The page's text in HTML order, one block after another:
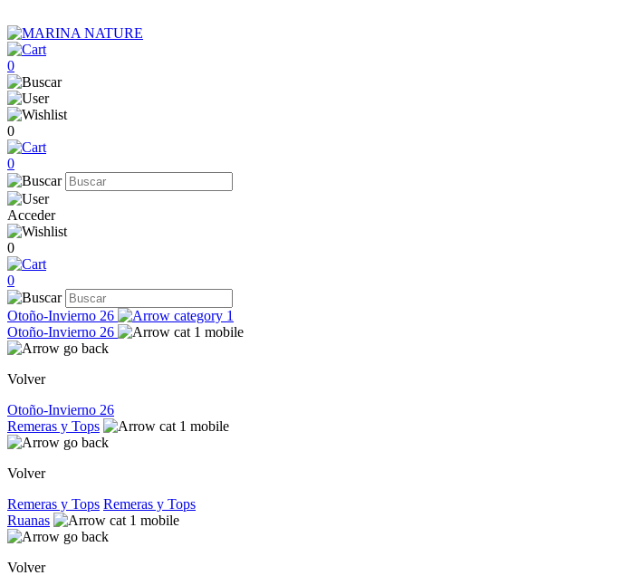
0
0
0
Acceder
0
0
Otoño-Invierno 26
Otoño-Invierno 26
Volver
Otoño-Invierno 26
Remeras y Tops
Volver
Remeras y Tops Remeras y Tops
Ruanas
Volver